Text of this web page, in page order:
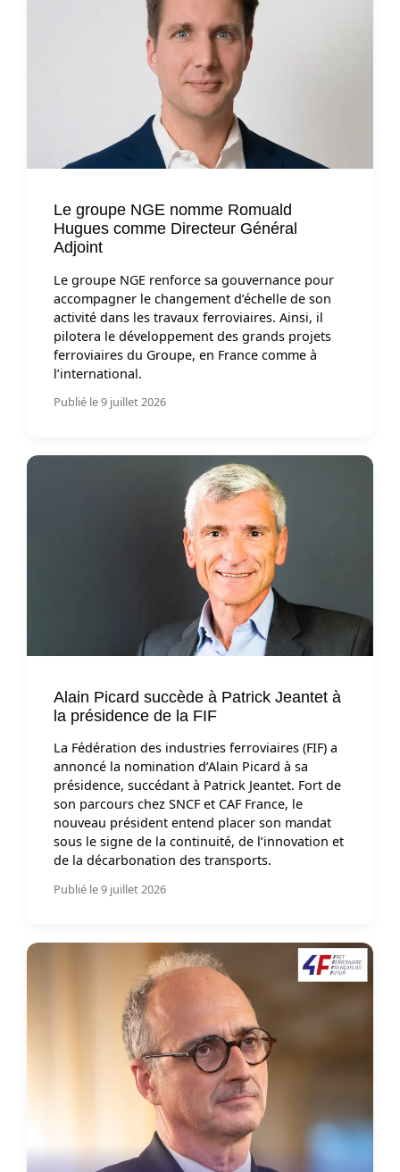
Le groupe NGE nomme Romuald
Hugues comme Directeur Général
Adjoint
Le groupe NGE renforce sa gouvernance pour
accompagner le changement d’échelle de son
activité dans les travaux ferroviaires. Ainsi, il
pilotera le développement des grands projets
ferroviaires du Groupe, en France comme à
l’international.
Publié le 9 juillet 2026
Alain Picard succède à Patrick Jeantet à
la présidence de la FIF
La Fédération des industries ferroviaires (FIF) a
annoncé la nomination d’Alain Picard à sa
présidence, succédant à Patrick Jeantet. Fort de
son parcours chez SNCF et CAF France, le
nouveau président entend placer son mandat
sous le signe de la continuité, de l’innovation et
de la décarbonation des transports.
Publié le 9 juillet 2026